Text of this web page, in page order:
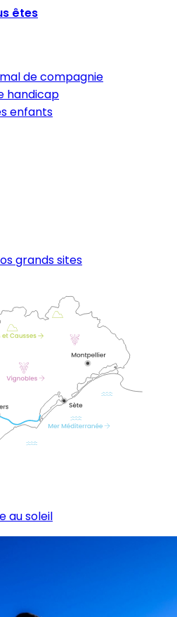
êtes
de compagnie
handicap
enfants
grands sites
au soleil